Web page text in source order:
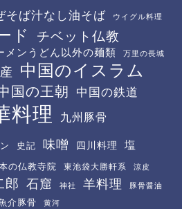
そば汁なし油そば ウイグル料理
ド チベット仏教
メンうどん以外の麺類 万里の長城
中国のイスラム
国の王朝 中国の鉄道
料理 九州豚骨
史記 味噌 四川料理 塩
の仏教寺院 東池袋大勝軒系 涼皮
郎 石窟 神社 羊料理 豚骨醤油
介豚骨 黄河